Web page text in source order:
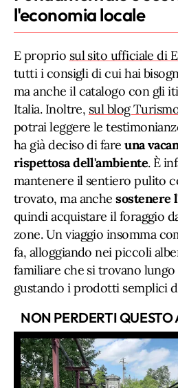
l'economia locale
E proprio sul sito ufficiale di
tutti i consigli di cui hai
ma anche il catalogo con gli
Italia. Inoltre, sul blog
potrai leggere le
ha già deciso di fareuna
rispettosa dell'ambiente. È
mantenere il sentiero pulito
trovato, ma anche sostenere
quindi acquistare il foraggio
zone. Un viaggio insomma
fa, alloggiando nei piccoli
familiare che si trovano
gustando i prodotti semplici
NON PERDERTI QUESTO